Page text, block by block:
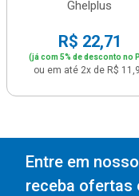
Ghelplus
R$ 22,71
(já com 5% de desconto no
ou em até 2x de R$
Entre em
receba ofertas